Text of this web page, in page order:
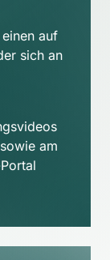
auf
sich an
am